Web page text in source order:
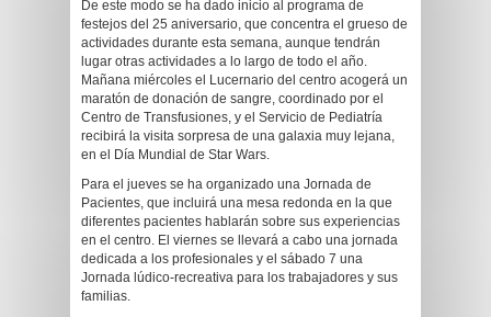
De este modo se ha dado inicio al programa de
festejos del 25 aniversario, que concentra el grueso de
actividades durante esta semana, aunque tendrán
lugar otras actividades a lo largo de todo el año.
Mañana miércoles el Lucernario del centro acogerá un
maratón de donación de sangre, coordinado por el
Centro de Transfusiones, y el Servicio de Pediatría
recibirá la visita sorpresa de una galaxia muy lejana,
en el Día Mundial de Star Wars.
Para el jueves se ha organizado una Jornada de
Pacientes, que incluirá una mesa redonda en la que
diferentes pacientes hablarán sobre sus experiencias
en el centro. El viernes se llevará a cabo una jornada
dedicada a los profesionales y el sábado 7 una
Jornada lúdico-recreativa para los trabajadores y sus
familias.